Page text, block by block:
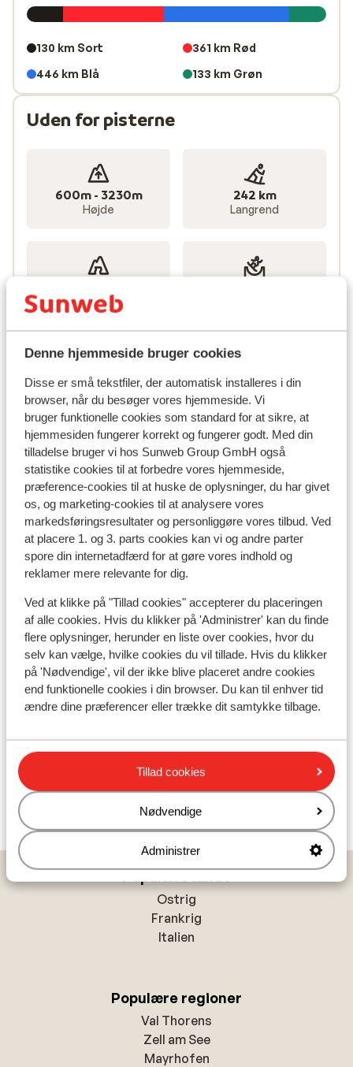
Denne hjemmeside bruger cookies
Disse er små tekstfiler, der automatisk installeres i din
browser, når du besøger vores hjemmeside. Vi
bruger funktionelle cookies som standard for at sikre, at
hjemmesiden fungerer korrekt og fungerer godt. Med din
tilladelse bruger vi hos Sunweb Group GmbH også
statistike cookies til at forbedre vores hjemmeside,
præference-cookies til at huske de oplysninger, du har givet
os, og marketing-cookies til at analysere vores
markedsføringsresultater og personliggøre vores tilbud. Ved
at placere 1. og 3. parts cookies kan vi og andre parter
spore din internetadfærd for at gøre vores indhold og
reklamer mere relevante for dig.
Ved at klikke på "Tillad cookies" accepterer du placeringen
af alle cookies. Hvis du klikker på 'Administrer' kan du finde
flere oplysninger, herunder en liste over cookies, hvor du
selv kan vælge, hvilke cookies du vil tillade. Hvis du klikker
på 'Nødvendige', vil der ikke blive placeret andre cookies
end funktionelle cookies i din browser. Du kan til enhver tid
ændre dine præferencer eller trække dit samtykke tilbage.
Tillad cookies
Nødvendige
Administrer
130 km Sort
361 km Rød
446 km Blå
133 km Grøn
Uden for pisterne
600m - 3230m
Højde
242 km
Langrend
Gletsjer
Antal lifte
81
Gondoler
121
Stollifte
113
Træklifte
Ostrig
Frankrig
Italien
Populære regioner
Val Thorens
Zell am See
Mayrhofen